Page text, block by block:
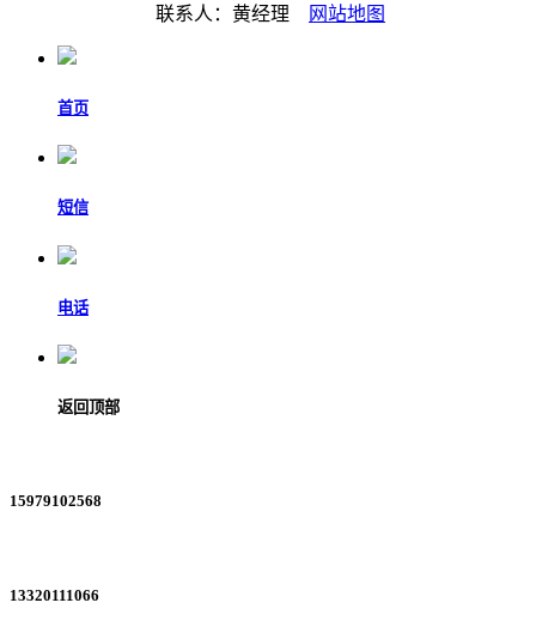
联系人：黄经理 网站地图
首页
短信
电话
返回顶部
15979102568
13320111066